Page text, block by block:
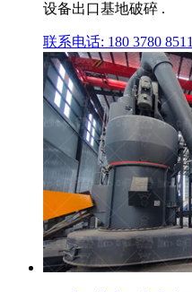
设备出口基地破碎 .
联系电话: 180 3780 8511